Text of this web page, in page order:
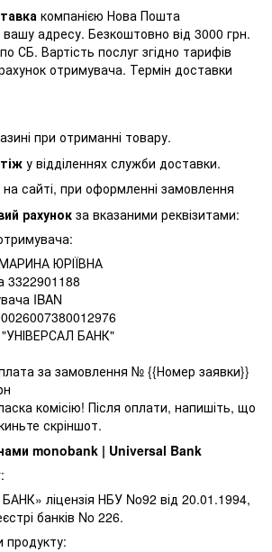
компанією Нова Пошта
адресу. Безкоштовно від 3000 грн.
СБ. Вартість послуг згідно тарифів
отримувача. Термін доставки
при отриманні товару.
у відділеннях служби доставки.
на сайті, при оформленні замовлення
рахунок за вказаними реквізитами:
ЮРІЇВНА
3322901188
IBAN
БАНК"
за замовлення № {{Номер заявки}}
комісію! Після оплати, напишіть, що
скріншот.
monobank | Universal Bank
ліцензія НБУ No92 від 20.01.1994,
банків No 226.
продукту: